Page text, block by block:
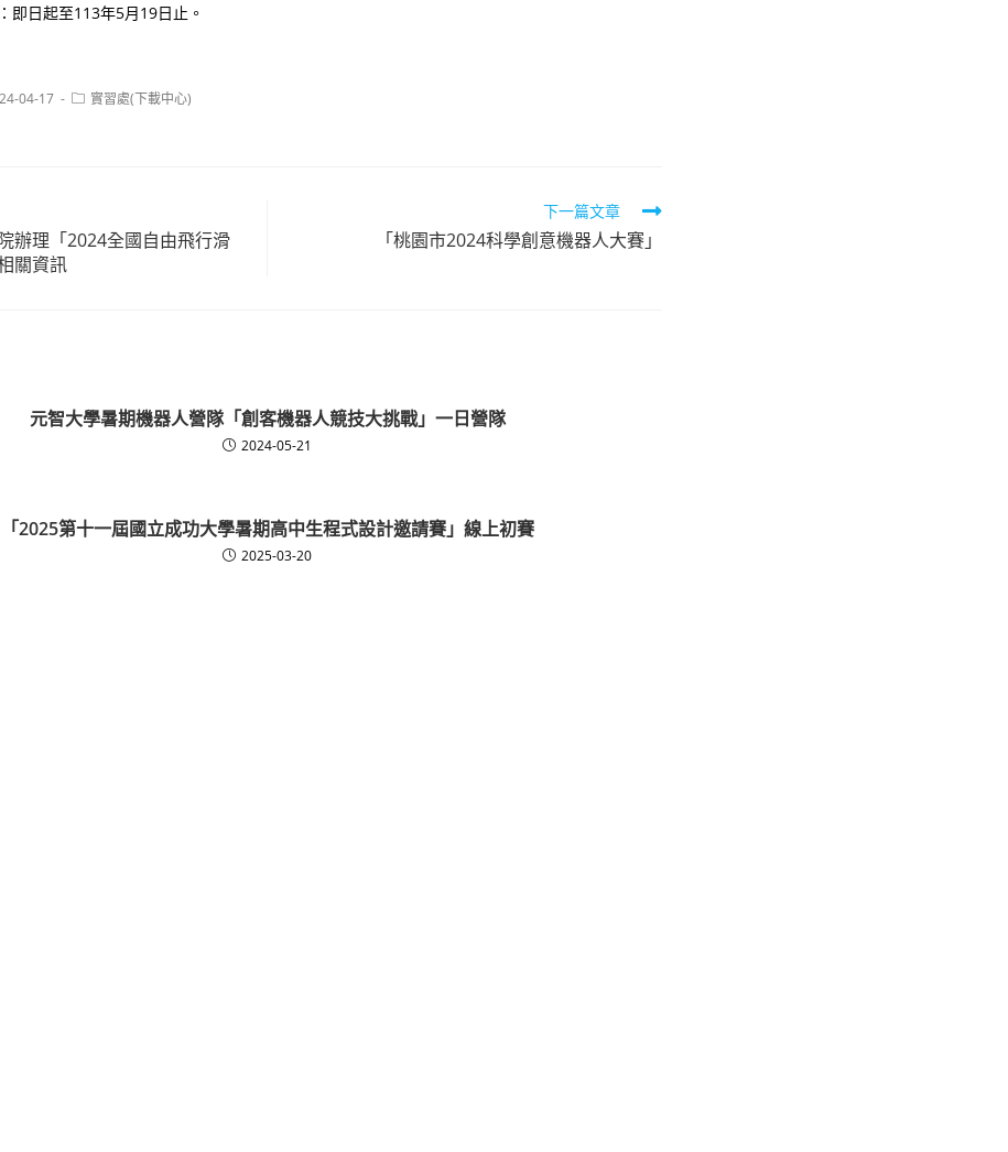
即日起至113年5月19日止。
04-17
Post實習處(下載中心)
辦理「2024全國自由飛行滑
關資訊
下一篇文章
「桃園市2024科學創意機器人大賽」
元智大學暑期機器人營隊「創客機器人競技大挑戰」一日營隊
2024-05-21
「2025第十一屆國立成功大學暑期高中生程式設計邀請賽」線上初賽
2025-03-20